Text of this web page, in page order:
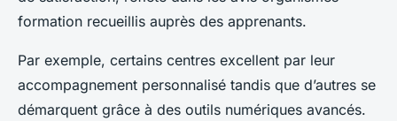
formation recueillis auprès des apprenants.
Par exemple, certains centres excellent par leur
accompagnement personnalisé tandis que d’autres se
démarquent grâce à des outils numériques avancés.